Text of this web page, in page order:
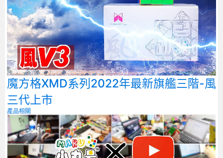
魔方格XMD系列2022年最新旗艦三階-風
三代上市
產品相關